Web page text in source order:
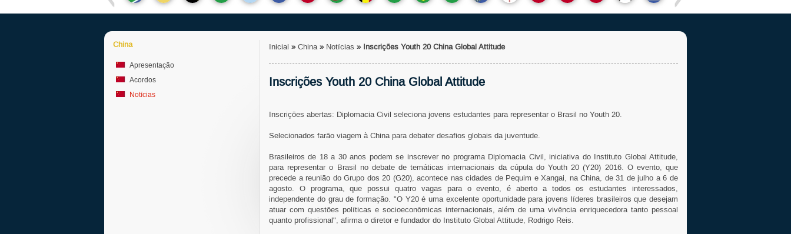
China
Apresentação
Acordos
Notícias
Inicial »China » Notícias » Inscrições Youth 20 China Global Attitude
Inscrições Youth 20 China Global Attitude
Inscrições abertas: Diplomacia Civil seleciona jovens estudantes para representar o Brasil no Youth 20.
Selecionados farão viagem à China para debater desafios globais da juventude.
Brasileiros de 18 a 30 anos podem se inscrever no programa Diplomacia Civil, iniciativa do Instituto Global Attitude,
para representar o Brasil no debate de temáticas internacionais da cúpula do Youth 20 (Y20) 2016. O evento, que
precede a reunião do Grupo dos 20 (G20), acontece nas cidades de Pequim e Xangai, na China, de 31 de julho a 6 de
agosto. O programa, que possui quatro vagas para o evento, é aberto a todos os estudantes interessados,
independente do grau de formação. "O Y20 é uma excelente oportunidade para jovens líderes brasileiros que desejam
atuar com questões políticas e socioeconômicas internacionais, além de uma vivência enriquecedora tanto pessoal
quanto profissional", afirma o diretor e fundador do Instituto Global Attitude, Rodrigo Reis.